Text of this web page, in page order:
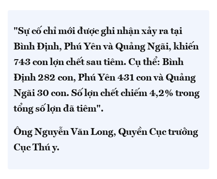
"Sự cố chỉ mới được ghi nhận xảy ra tại
Bình Định, Phú Yên và Quảng Ngãi, khiến
743 con lợn chết sau tiêm. Cụ thể: Bình
Định 282 con, Phú Yên 431 con và Quảng
Ngãi 30 con. Số lợn chết chiếm 4,2% trong
tổng số lợn đã tiêm".
Ông Nguyễn Văn Long, Quyền Cục trưởng
Cục Thú y.